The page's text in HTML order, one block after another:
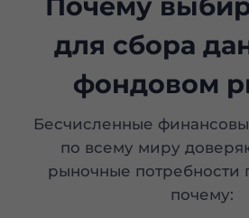
для сбора
фондовом
Бесчисленные
по всему миру
рыночные потребности
почему: